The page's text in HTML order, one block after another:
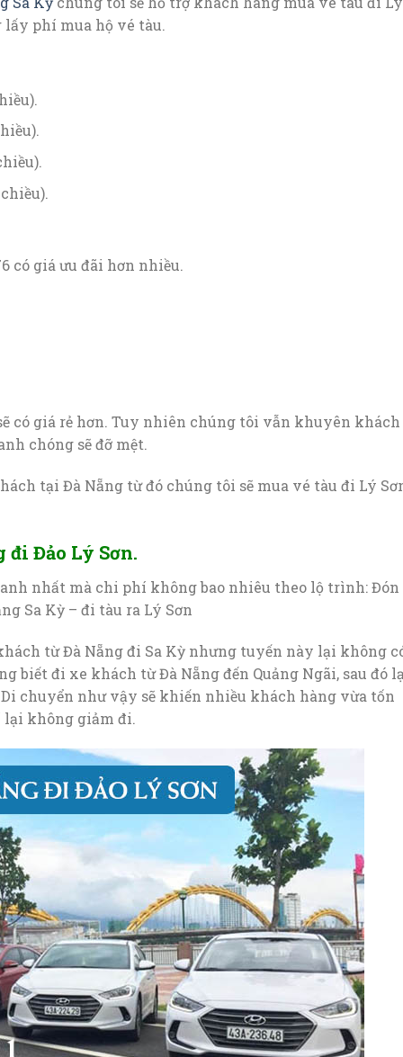
lấy phí mua hộ vé tàu.
có giá ưu đãi hơn nhiều.
có giá rẻ hơn. Tuy nhiên chúng tôi vẫn khuyên khách
chóng sẽ đỡ mệt.
tại Đà Nẵng từ đó chúng tôi sẽ mua vé tàu đi Lý
Đảo Lý Sơn.
nhất mà chi phí không bao nhiêu theo lộ trình: Đón
Sa Kỳ – đi tàu ra Lý Sơn
từ Đà Nẵng đi Sa Kỳ nhưng tuyến này lại không
biết đi xe khách từ Đà Nẵng đến Quảng Ngãi, sau đó
chuyển như vậy sẽ khiến nhiều khách hàng vừa tốn
không giảm đi.